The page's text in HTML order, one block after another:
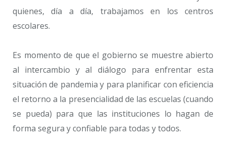
quienes, día a día, trabajamos en los centros
escolares.
Es momento de que el gobierno se muestre abierto
al intercambio y al diálogo para enfrentar esta
situación de pandemia y para planificar con eficiencia
el retorno a la presencialidad de las escuelas (cuando
se pueda) para que las instituciones lo hagan de
forma segura y confiable para todas y todos.